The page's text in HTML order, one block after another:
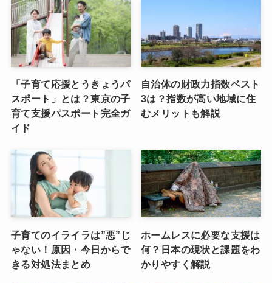
「子育て応援とうきょうパ
スポート」とは？東京の子
育て支援パスポート完全ガ
イド
自治体の財政力指数ベスト
3は？指数が高い地域に住
むメリットも解説
子育てのイライラは”悪”じ
ゃない！原因・今日からで
きる対処法まとめ
ホームレスに必要な支援は
何？日本の現状と課題をわ
かりやすく解説